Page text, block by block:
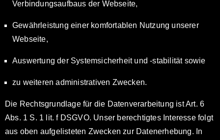
Verbindungsaufbaus der Webseite,
Gewährleistung einer komfortablen Nutzung unserer
Webseite,
Auswertung der Systemsicherheit und -stabilität sowie
zu weiteren administrativen Zwecken.
Die Rechtsgrundlage für die Datenverarbeitung ist Art. 6
Abs. 1 S. 1 lit. f DSGVO. Unser berechtigtes Interesse folgt
aus oben aufgelisteten Zwecken zur Datenerhebung. In